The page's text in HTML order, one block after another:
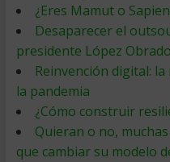
¿Eres Mamut o
Desaparecer el
presidente López
Reinvención digital:
la pandemia
¿Cómo construir
Quieran o no,
que cambiar su modelo